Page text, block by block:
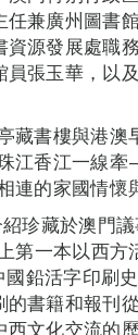
兼廣州圖書
源發展處職
張玉華，以
藏書樓與港澳
江香江一線
的家國情懷
珍藏於澳門
第一本以西方
鉛活字印刷
書籍和報刊
文化交流的